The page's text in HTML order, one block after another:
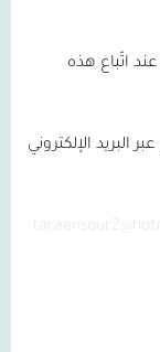
اتّباع هذه
البريد الإلكتروني